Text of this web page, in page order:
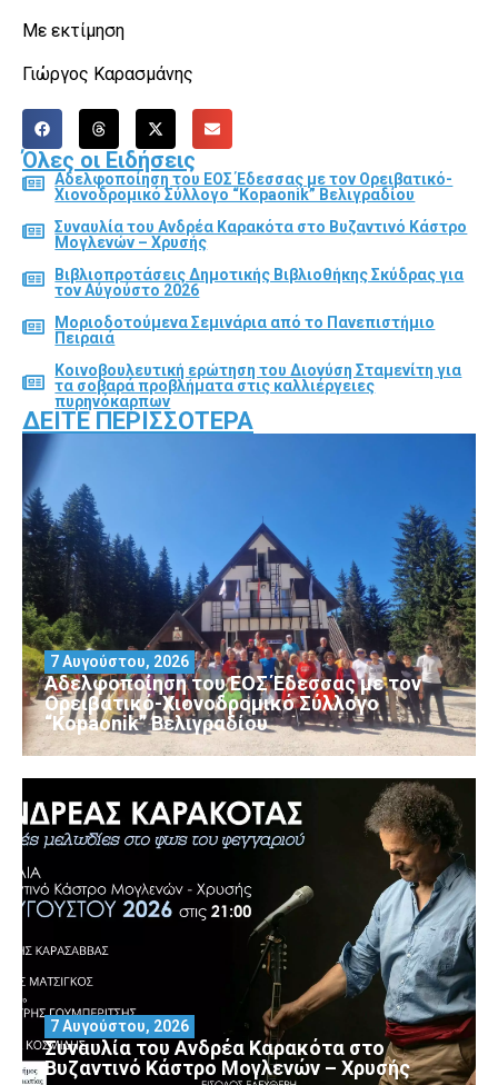
Με εκτίμηση
Γιώργος Καρασμάνης
Όλες οι Ειδήσεις
Αδελφοποίηση του ΕΟΣ Έδεσσας με τον Ορειβατικό-
Χιονοδρομικό Σύλλογο “Kopaonik” Βελιγραδίου
Συναυλία του Ανδρέα Καρακότα στο Βυζαντινό Κάστρο
Μογλενών – Χρυσής
Βιβλιοπροτάσεις Δημοτικής Βιβλιοθήκης Σκύδρας για
τον Αύγούστο 2026
Μοριοδοτούμενα Σεμινάρια από το Πανεπιστήμιο
Πειραιά
Κοινοβουλευτική ερώτηση του Διονύση Σταμενίτη για
τα σοβαρά προβλήματα στις καλλιέργειες
πυρηνόκαρπων
ΔΕΊΤΕ ΠΕΡΙΣΣΌΤΕΡΑ
Αδελφοποίηση του ΕΟΣ Έδεσσας με τον
Ορειβατικό-Χιονοδρομικό Σύλλογο
“Kopaonik” Βελιγραδίου
7 Αυγούστου, 2026
Συναυλία του Ανδρέα Καρακότα στο
Βυζαντινό Κάστρο Μογλενών – Χρυσής
7 Αυγούστου, 2026